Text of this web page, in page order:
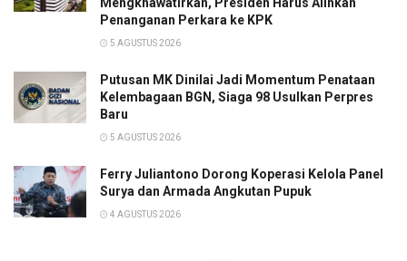
Penanganan Perkara ke KPK
5 AGUSTUS 2026
Putusan MK Dinilai Jadi Momentum Penataan
Kelembagaan BGN, Siaga 98 Usulkan Perpres
Baru
5 AGUSTUS 2026
Ferry Juliantono Dorong Koperasi Kelola Panel
Surya dan Armada Angkutan Pupuk
4 AGUSTUS 2026